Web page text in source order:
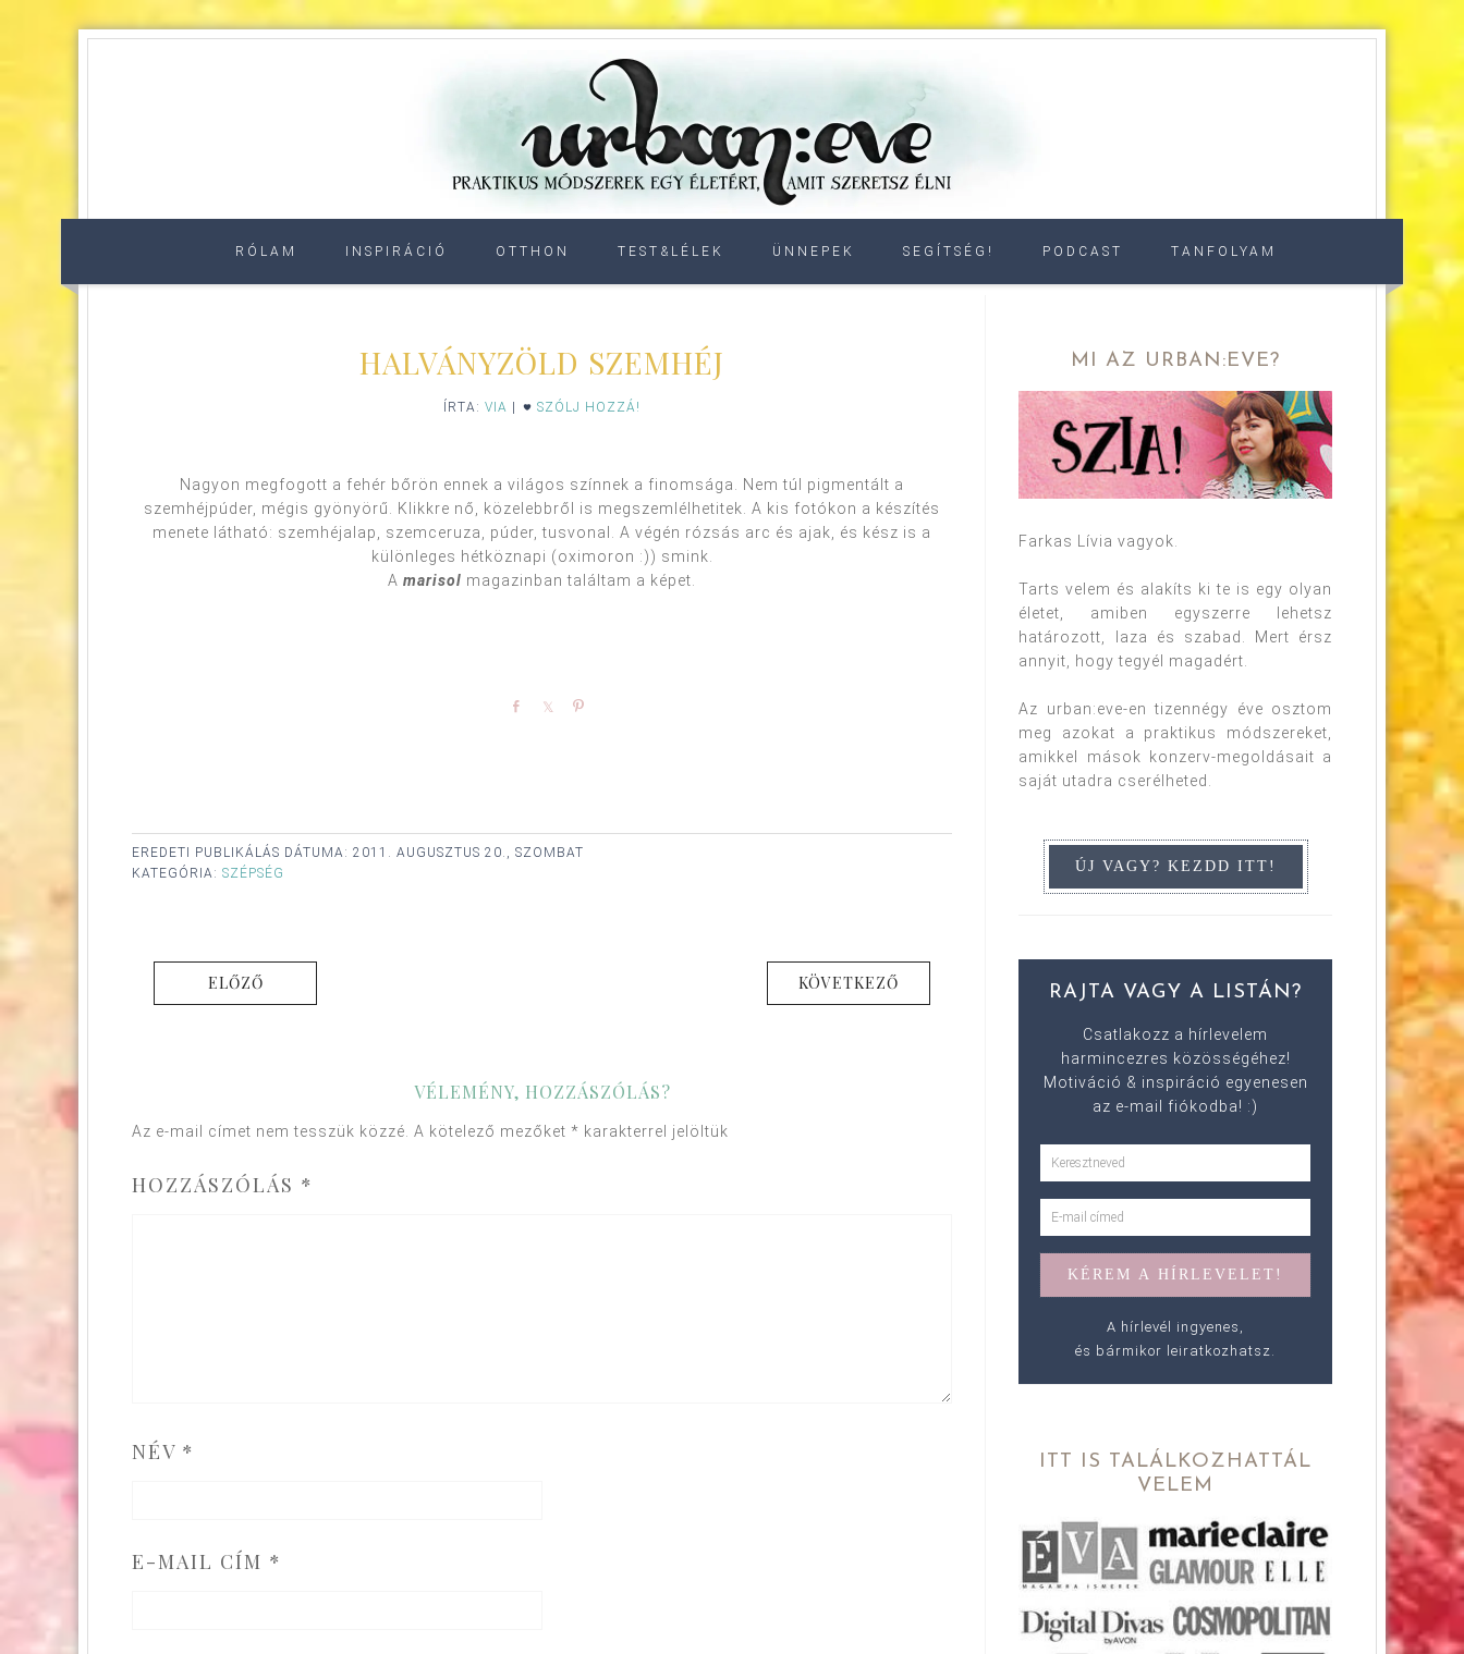
RÓLAM INSPIRÁCIÓ OTTHON TEST&LÉLEK ÜNNEPEK SEGÍTSÉG! PODCAST TANFOLYAM
HALVÁNYZÖLD SZEMHÉJ
ÍRTA:VIA SZÓLJ HOZZÁ!
Nagyon megfogott a fehér bőrön ennek a világos színnek a finomsága. Nem túl pigmentált a
szemhéjpúder, mégis gyönyörű. Klikkre nő, közelebbről is megszemlélhetitek. A kis fotókon a készítés
menete látható: szemhéjalap, szemceruza, púder, tusvonal. A végén rózsás arc és ajak, és kész is a
különleges hétköznapi (oximoron :)) smink.
Amarisol magazinban találtam a képet.
Share Share
EREDETI PUBLIKÁLÁS DÁTUMA: 2011. AUGUSZTUS 20., SZOMBAT
KATEGÓRIA: SZÉPSÉG
ELŐZŐ KÖVETKEZŐ
VÉLEMÉNY, HOZZÁSZÓLÁS?
Az e-mail címet nem tesszük közzé. A kötelező mezőket * karakterrel jelöltük
HOZZÁSZÓLÁS *
NÉV *
E-MAIL CÍM *
MI AZ URBAN:EVE?
Farkas Lívia vagyok.
Tarts velem és alakíts ki te is egy olyan
életet, amiben egyszerre lehetsz
határozott, laza és szabad. Mert érsz
annyit, hogy tegyél magadért.
Az urban:eve-en tizennégy éve osztom
meg azokat a praktikus módszereket,
amikkel mások konzerv-megoldásait a
saját utadra cserélheted.
RAJTA VAGY A LISTÁN?
Csatlakozz a hírlevelem
harmincezres közösségéhez!
Motiváció & inspiráció egyenesen
az e-mail fiókodba! :)
A hírlevél ingyenes,
és bármikor leiratkozhatsz.
ITT IS TALÁLKOZHATTÁL
VELEM